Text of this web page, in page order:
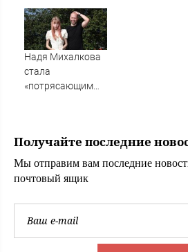
главы МИД
Турции
Надя Михалкова
стала
«потрясающим
Грозном в начале
Получайте последние
Мы отправим вам последние
почтовый ящик